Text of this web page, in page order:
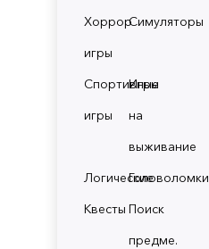
Хоррор
игры
Симуляторы
Спортивные
игры
Игры
на
выживание
ЛогическиеГоловоломки
Квесты Поиск
предме.